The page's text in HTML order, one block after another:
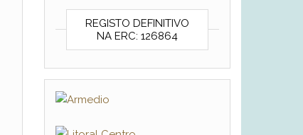
REGISTO DEFINITIVO
NA ERC: 126864